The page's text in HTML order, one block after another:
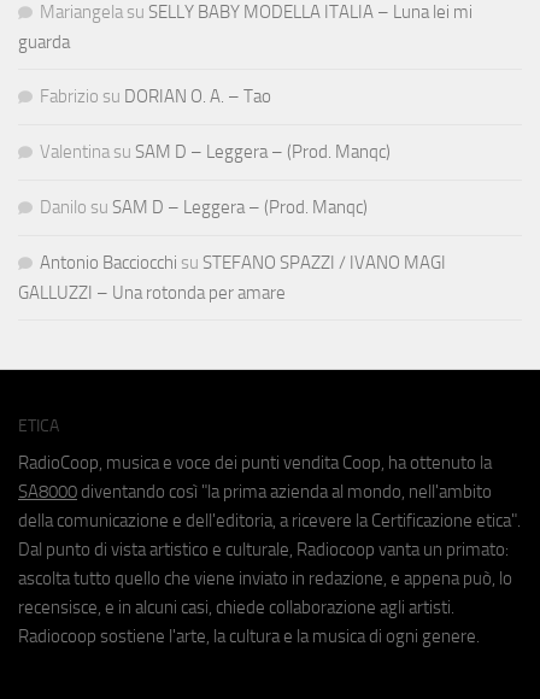
Mariangela su SELLY BABY MODELLA ITALIA – Luna lei mi
guarda
Fabrizio su DORIAN O. A. – Tao
Valentina su SAM D – Leggera – (Prod. Manqc)
Danilo su SAM D – Leggera – (Prod. Manqc)
Antonio Bacciocchi su STEFANO SPAZZI / IVANO MAGI
GALLUZZI – Una rotonda per amare
ETICA
RadioCoop, musica e voce dei punti vendita Coop, ha ottenuto la
SA8000 diventando così "la prima azienda al mondo, nell'ambito
della comunicazione e dell'editoria, a ricevere la Certificazione etica".
Dal punto di vista artistico e culturale, Radiocoop vanta un primato:
ascolta tutto quello che viene inviato in redazione, e appena può, lo
recensisce, e in alcuni casi, chiede collaborazione agli artisti.
Radiocoop sostiene l'arte, la cultura e la musica di ogni genere.